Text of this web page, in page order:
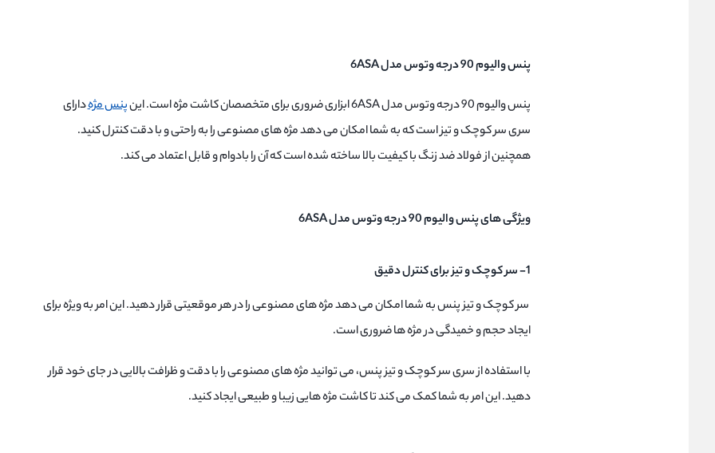
پنس والیوم 90 درجه وتوس مدل 6ASA
پنس والیوم 90 درجه وتوس مدل 6ASA ابزاری ضروری برای متخصصان کاشت مژه است. این پنس مژهدارای
سری سر کوچک و تیز است که به شما امکان می دهد مژه های مصنوعی را به راحتی و با دقت کنترل کنید.
همچنین از فولاد ضد زنگ با کیفیت بالا ساخته شده است که آن را بادوام و قابل اعتماد می کند.
ویژگی های پنس والیوم 90 درجه وتوس مدل 6ASA
1- سر کوچک و تیز برای کنترل دقیق
سر کوچک و تیز پنس به شما امکان می دهد مژه های مصنوعی را در هر موقعیتی قرار دهید. این امر به ویژه برای
ایجاد حجم و خمیدگی در مژه ها ضروری است.
با استفاده از سری سر کوچک و تیز پنس، می توانید مژه های مصنوعی را با دقت و ظرافت بالایی در جای خود قرار
دهید. این امر به شما کمک می کند تا کاشت مژه هایی زیبا و طبیعی ایجاد کنید.